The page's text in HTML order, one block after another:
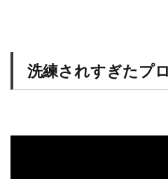
洗練されすぎたプ